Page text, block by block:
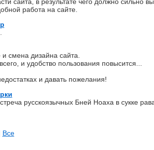
работа на сайте.
смена дизайна сайта.
и удобство пользования повысится...
и давать пожелания!
русскоязычных Бней Ноаха в сукке
Все